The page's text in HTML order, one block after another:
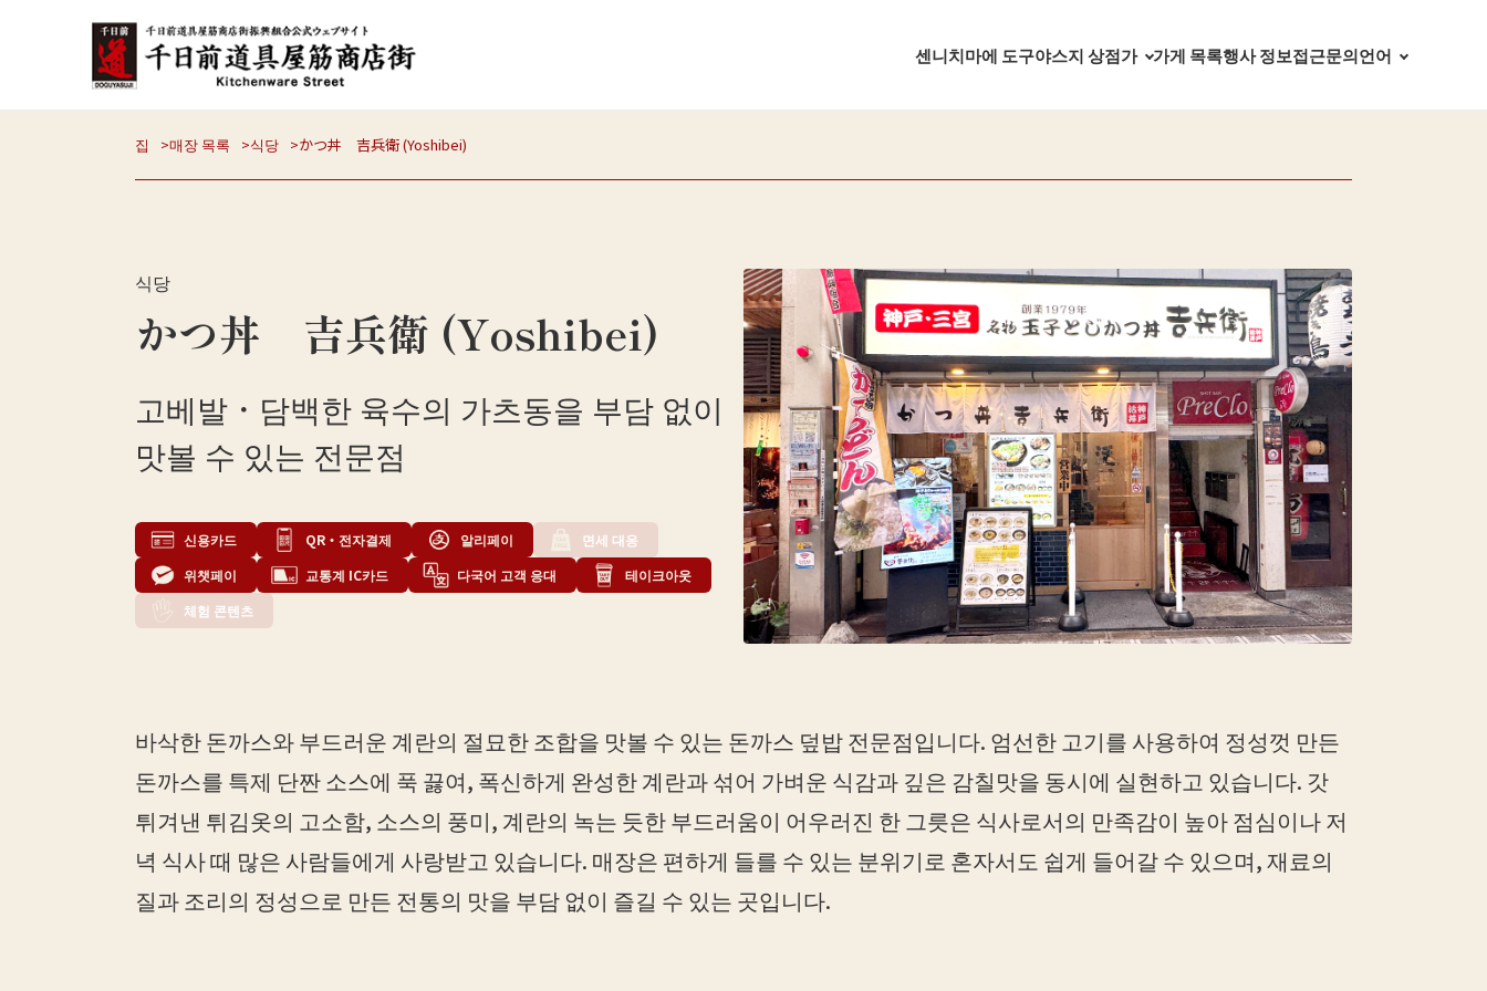
센니치마에 도구야스지 상점가 가게 목록행사 정보접근문의언어
집 매장 목록 식당 かつ丼 吉兵衛 (Yoshibei)
식당
かつ丼 吉兵衛 (Yoshibei)
고베발・담백한 육수의 가츠동을 부담 없이
맛볼 수 있는 전문점
신용카드 QR・전자결제 알리페이
면세 대응
위챗페이
교통계 IC카드 다국어 고객 응대
테이크아웃
체험 콘텐츠
바삭한 돈까스와 부드러운 계란의 절묘한 조합을 맛볼 수 있는 돈까스 덮밥 전문점입니다. 엄선한 고기를 사용하여 정성껏 만든
돈까스를 특제 단짠 소스에 푹 끓여, 폭신하게 완성한 계란과 섞어 가벼운 식감과 깊은 감칠맛을 동시에 실현하고 있습니다. 갓
튀겨낸 튀김옷의 고소함, 소스의 풍미, 계란의 녹는 듯한 부드러움이 어우러진 한 그릇은 식사로서의 만족감이 높아 점심이나 저
녁 식사 때 많은 사람들에게 사랑받고 있습니다. 매장은 편하게 들를 수 있는 분위기로 혼자서도 쉽게 들어갈 수 있으며, 재료의
질과 조리의 정성으로 만든 전통의 맛을 부담 없이 즐길 수 있는 곳입니다.